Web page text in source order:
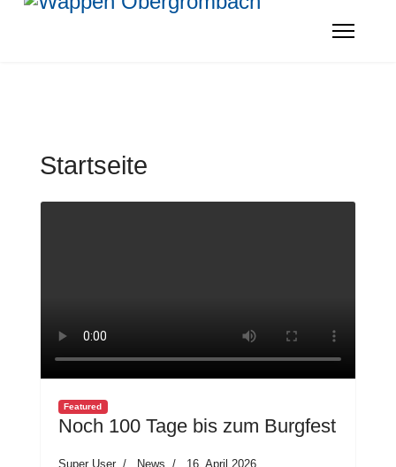
Startseite
Featured
Noch 100 Tage bis zum Burgfest
Super User News
16. April 2026